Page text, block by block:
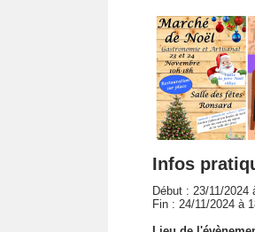
Infos
Début : 23/11/2024
Fin : 24/11/2024 à